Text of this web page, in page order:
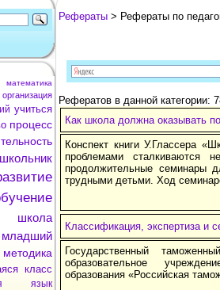
математика
организация
учиться
процесс
школьник
школа
младший
методика
класс
язык
Рефераты > Рефераты по
Рефератов в данной категории:
Как школа должна оказывать
Конспект книги У.Глассера
проблемами сталкиваются
продолжительные семинары
трудными детьми. Ход
Классификация, экспертиза и
Государственный
образовательное
образования «Российская